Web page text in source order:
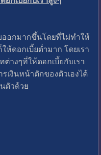
อกมากขึ้นโดยที่ไม่ทำให้
ห้ดอกเบี้ยต่ำมาก โดยเรา
างๆที่ให้ดอกเบี้ยกับเรา
เงินหน้าตักของตัวเองได้
ตัวด้วย